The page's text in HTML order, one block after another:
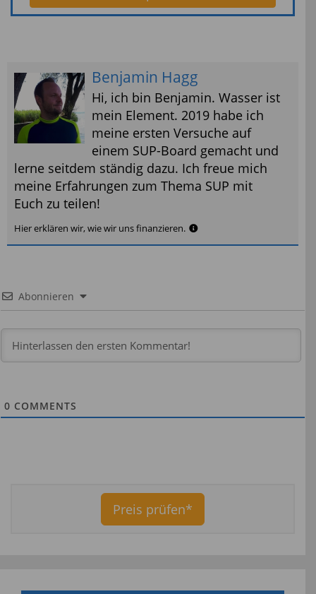
Benjamin Hagg
Hi, ich bin Benjamin. Wasser ist
mein Element. 2019 habe ich
meine ersten Versuche auf
einem SUP-Board gemacht und
lerne seitdem ständig dazu. Ich freue mich
meine Erfahrungen zum Thema SUP mit
Euch zu teilen!
Hier erklären wir, wie wir uns finanzieren.
Abonnieren
0 COMMENTS
Preis prüfen*